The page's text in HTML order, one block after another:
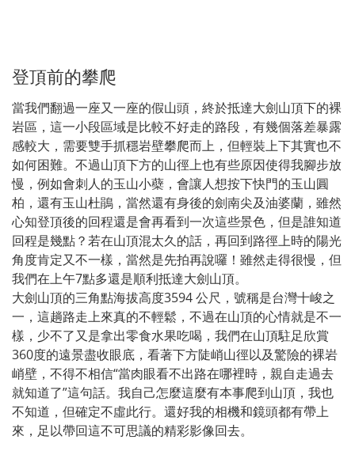
登頂前的攀爬
當我們翻過一座又一座的假山頭，終於抵達大劍山頂下的裸
岩區，這一小段區域是比較不好走的路段，有幾個落差暴露
感較大，需要雙手抓穩岩壁攀爬而上，但輕裝上下其實也不
如何困難。不過山頂下方的山徑上也有些原因使得我腳步放
慢，例如會刺人的玉山小蘗，會讓人想按下快門的玉山圓
柏，還有玉山杜鵑，當然還有身後的劍南尖及油婆蘭，雖然
心知登頂後的回程還是會再看到一次這些景色，但是誰知道
回程是幾點？若在山頂混太久的話，再回到路徑上時的陽光
角度肯定又不一樣，當然是先拍再說囉！雖然走得很慢，但
我們在上午7點多還是順利抵達大劍山頂。
大劍山頂的三角點海拔高度3594 公尺，號稱是台灣十峻之
一，這趟路走上來真的不輕鬆，不過在山頂的心情就是不一
樣，少不了又是拿出零食水果吃喝，我們在山頂駐足欣賞
360度的遠景盡收眼底，看著下方陡峭山徑以及驚險的裸岩
峭壁，不得不相信“當肉眼看不出路在哪裡時，親自走過去
就知道了”這句話。我自己怎麼這麼有本事爬到山頂，我也
不知道，但確定不虛此行。還好我的相機和鏡頭都有帶上
來，足以帶回這不可思議的精彩影像回去。